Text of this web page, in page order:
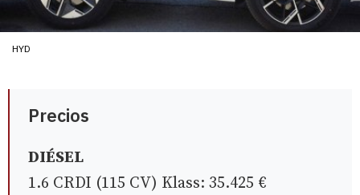
HYD
Precios
DIÉSEL
1.6 CRDI (115 CV) Klass: 35.425 €